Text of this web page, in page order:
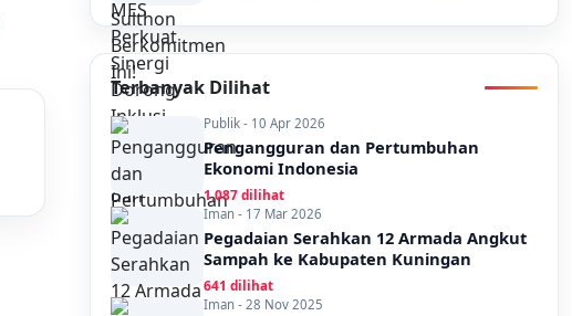
Terbanyak Dilihat
Publik - 10 Apr 2026
Pengangguran dan Pertumbuhan
Ekonomi Indonesia
1,087 dilihat
Iman - 17 Mar 2026
Pegadaian Serahkan 12 Armada Angkut
Sampah ke Kabupaten Kuningan
641 dilihat
Iman - 28 Nov 2025